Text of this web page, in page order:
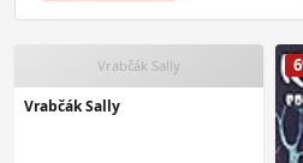
Vrabčák Sally
Vrabčák Sally